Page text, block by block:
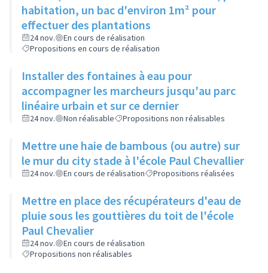
habitation, un bac d'environ 1m² pour
effectuer des plantations
24 nov.
En cours de réalisation
Propositions en cours de réalisation
Installer des fontaines à eau pour
accompagner les marcheurs jusqu'au parc
linéaire urbain et sur ce dernier
24 nov. Non réalisable Propositions non réalisables
Mettre une haie de bambous (ou autre) sur
le mur du city stade à l'école Paul Chevallier
24 nov. En cours de réalisation Propositions réalisées
Mettre en place des récupérateurs d'eau de
pluie sous les gouttières du toit de l'école
Paul Chevalier
24 nov.
En cours de réalisation
Propositions non réalisables